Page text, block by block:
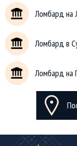
Ломбард на
Ломбард в
Ломбард на